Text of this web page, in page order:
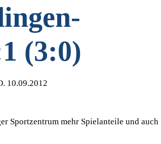
(3:0)
10.09.2012
Sportzentrum mehr Spielanteile und auch